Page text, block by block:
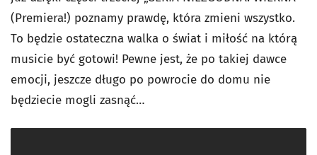
(Premiera!) poznamy prawdę, która zmieni wszystko.
To będzie ostateczna walka o świat i miłość na którą
musicie być gotowi! Pewne jest, że po takiej dawce
emocji, jeszcze długo po powrocie do domu nie
będziecie mogli zasnąć…